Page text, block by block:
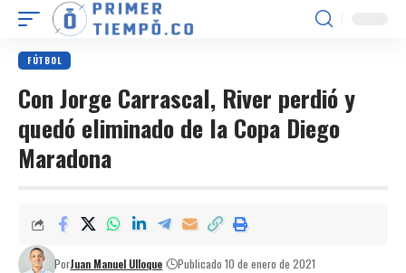
FÚTBOL
Con Jorge Carrascal, River perdió y
quedó eliminado de la Copa Diego
Maradona
PorJuan Manuel Ulloque Publicado 10 de enero de 2021